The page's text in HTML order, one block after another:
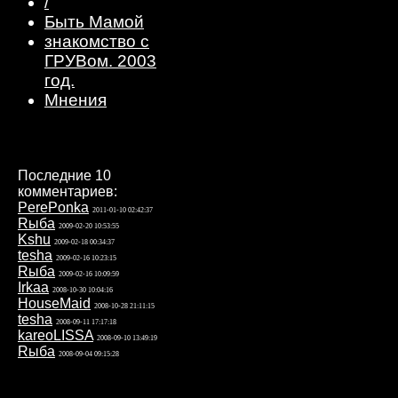
Быть Мамой
знакомство с
ГРУВом. 2003
год.
Мнения
Последние 10
комментариев:
PerePonka 2011-01-10 02:42:37
Rыба 2009-02-20 10:53:55
Kshu 2009-02-18 00:34:37
tesha 2009-02-16 10:23:15
Rыба 2009-02-16 10:09:59
Irkaa 2008-10-30 10:04:16
HouseMaid 2008-10-28 21:11:15
tesha 2008-09-11 17:17:18
kareoLISSA 2008-09-10 13:49:19
Rыба 2008-09-04 09:15:28